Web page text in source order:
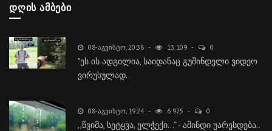
ᲓᲦᲘᲡ ᲐᲛᲑᲔᲑᲘ
08-ᲐᲒᲕᲘᲡᲢᲝ, 20:38 13 109 0
"ეს ის ადგილია, საიდანაც გუშინდელი ვიდეო
ვირუსულად..
08-ᲐᲒᲕᲘᲡᲢᲝ, 19:24 6 925 0
,,წვიმა, სეტყვა, ელჭექი…“ - ამინდი უარესდება..